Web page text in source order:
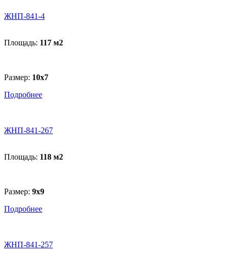
ЖНП-841-4
Площадь: 117 м2
Размер: 10х7
Подробнее
ЖНП-841-267
Площадь: 118 м2
Размер: 9x9
Подробнее
ЖНП-841-257